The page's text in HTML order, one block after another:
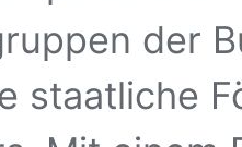
der
staatliche